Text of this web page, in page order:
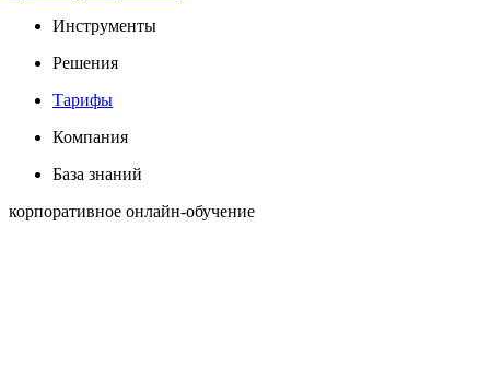
Инструменты
Решения
Тарифы
Компания
База знаний
корпоративное онлайн-обучение